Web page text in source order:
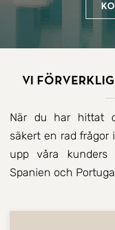
Vi
När du har hittat
säkert en rad frågor
upp våra
Spanien och